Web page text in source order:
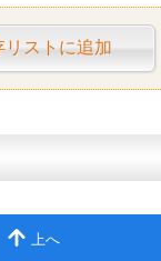
リストに追加
上へ